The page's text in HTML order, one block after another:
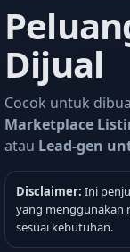
Dijual
Cocok untuk
Marketplace
atau Lead-gen
Disclaimer: Ini
yang menggunakan
sesuai kebutuhan.